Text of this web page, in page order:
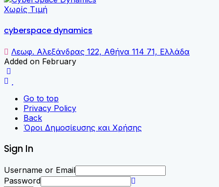
Χωρίς Τιμή
cyberspace dynamics
Λεωφ. Αλεξάνδρας 122, Αθήνα 114 71, Ελλάδα
Added on February
Go to top
Privacy Policy
Back
Όροι Δημοσίευσης και Χρήσης
Sign In
Username or Email
Password